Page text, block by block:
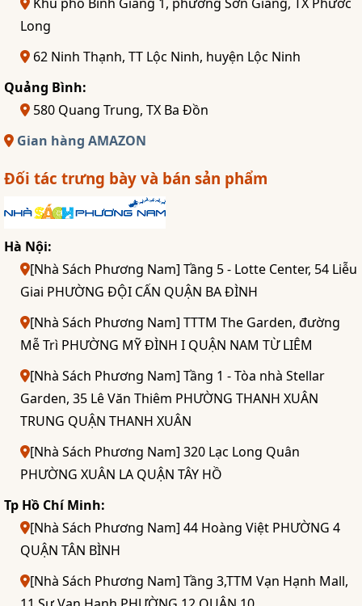
Long
62 Ninh Thạnh, TT Lộc Ninh, huyện Lộc Ninh
Quảng Bình:
580 Quang Trung, TX Ba Đồn
Gian hàng AMAZON
Đối tác trưng bày và bán sản phẩm
Hà Nội:
[Nhà Sách Phương Nam] Tầng 5 - Lotte Center, 54 Liễu
Giai PHƯỜNG ĐỘI CẤN QUẬN BA ĐÌNH
[Nhà Sách Phương Nam] TTTM The Garden, đường
Mễ Trì PHƯỜNG MỸ ĐÌNH I QUẬN NAM TỪ LIÊM
[Nhà Sách Phương Nam] Tầng 1 - Tòa nhà Stellar
Garden, 35 Lê Văn Thiêm PHƯỜNG THANH XUÂN
TRUNG QUẬN THANH XUÂN
[Nhà Sách Phương Nam] 320 Lạc Long Quân
PHƯỜNG XUÂN LA QUẬN TÂY HỒ
Tp Hồ Chí Minh:
[Nhà Sách Phương Nam] 44 Hoàng Việt PHƯỜNG 4
QUẬN TÂN BÌNH
[Nhà Sách Phương Nam] Tầng 3,TTM Vạn Hạnh Mall,